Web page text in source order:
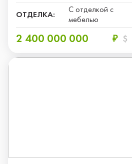
ОТДЕЛКА:
С отделкой с
мебелью
2 400 000 000 ₽ $